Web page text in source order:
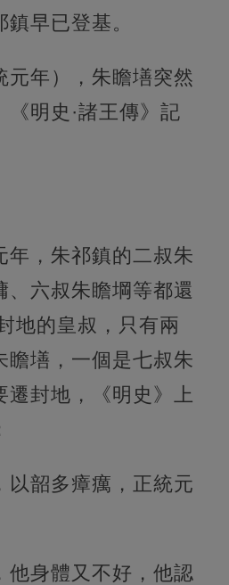
早已登基。
元年），朱瞻墡突然
明史·諸王傳》記
年，朱祁鎮的二叔朱
、六叔朱瞻堈等都還
地的皇叔，只有兩
瞻墡，一個是七叔朱
遷封地，《明史》上
以韶多瘴癘，正統元
他身體又不好，他認